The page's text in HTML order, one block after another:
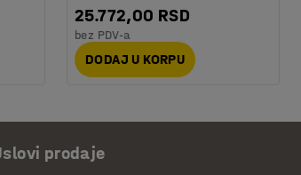
25.772,00 RSD
bez PDV-a
DODAJ U KORPU
prodaje